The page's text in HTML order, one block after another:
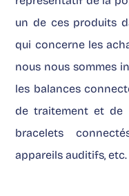
un de ces produits
qui concerne les
nous nous sommes
les balances
de traitement et de
bracelets
appareils auditifs, etc.